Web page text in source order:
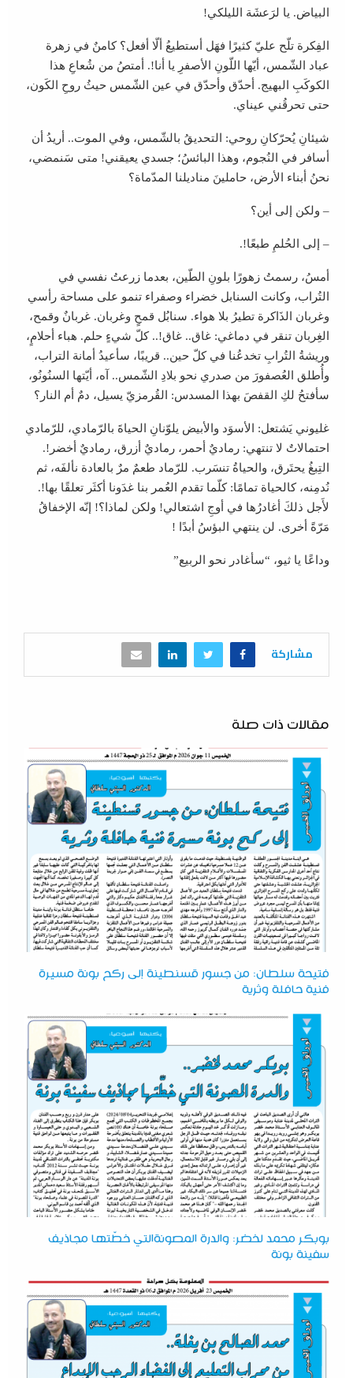
البياض. يا لرَعشَة الليلكي!
الفِكرة تلّح عليّ كثيرًا فهَل أستطيعُ ألّا أفعل؟ كامنٌ في زهرة
عباد الشّمس، أيّها اللّونِ الأصفرِ يا أنا!. أمتصُ من شُعاعِ هذا
الكوكَبِ البهيج. أحدّق وأحدّق في عين الشّمس حيثُ روحِ الكَون،
حتى تحرقُني عيناي.
شيئانِ يُحرّكانِ روحي: التحديقُ بالشّمس، وفي الموت.. أريدُ أن
أسافر في النُجوم، وهذا البائسُ؛ جسدي يعيقني! متى سَنمضي،
نحنُ أبناء الأرض، حاملينَ مناديلنا المدّماة؟
– ولكن إلى أين؟
– إلى الحُلمِ طبعًا!.
أمسُ، رسمتُ زهورًا بلونِ الطّين، بعدما زرعتُ نفسي في
التُراب، وكانت السنابل خضراء وصفراء تنمو على مساحة رأسي
وغربان الذَاكرة تطيرُ بلا هواء. سنابُل قمحٍ وغربان. غربانٌ وقمح،
الغِربان تنقر في دماغي: غاق.. غاق!.. كلّ شيءٍ حلم. هباء أحلامٍ،
وريشةُ التُرابِ تخدعُنا في كلّ حين.. قريبًا، سأعيدُ أمانة التراب،
وأُطلق العُصفورَ من صدري نحو بلادِ الشّمس.. آه، أيّتها السنُونُو،
سأفتحُ لكِ القفصَ بهذا المسدس: القُرمزيّ يسيل، دمٌ أم النار؟
غليوني يَشتعل: الأسوَد والأبيض يلوّنانِ الحياةَ بالرّمادي، للرّمادي
احتمالاتٌ لا تنتهي: رماديٌ أحمر، رماديٌ أزرق، رماديٌ أخضر!.
التِبغُ يحتَرق، والحياةُ تنسَرب. للرّماد طعمٌ مرٌ بالعادة نألفَه، ثم
نُدمِنه، كالحياة تمامًا: كلّما تقدم العُمر بنا غدَونا أكثَر تعلقًا بها!.
لأَجل ذلكَ أغادرُها في أوجِ اشتعالي! ولكن لماذا؟! إنّه الإخفاقُ
مَرّةً أخرى. لن ينتهي البؤسُ أبدًا !
وداعًا يا ثيو، “سأغادر نحو الربيع”
مشاركة
مقالات ذات صلة
فتيحة سلطان: من جسور قسنطينة إلى ركح بونة مسيرة
فنية حافلة وثرية
بوبكر محمد لخضر: والدرة المصونةالتي خطّتها مجاذيف
سفينة بونة